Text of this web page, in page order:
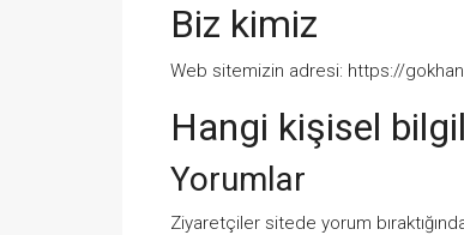
Biz kimiz
Web sitemizin adresi: https://
Hangi kişisel
Yorumlar
Ziyaretçiler sitede yorum